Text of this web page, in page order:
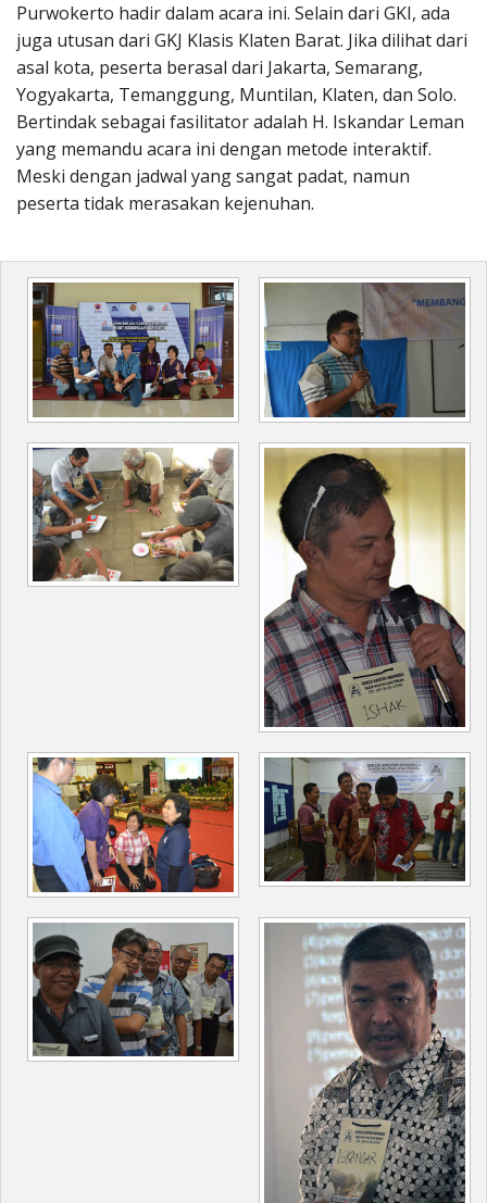
Purwokerto hadir dalam acara ini. Selain dari GKI, ada
juga utusan dari GKJ Klasis Klaten Barat. Jika dilihat dari
asal kota, peserta berasal dari Jakarta, Semarang,
Yogyakarta, Temanggung, Muntilan, Klaten, dan Solo.
Bertindak sebagai fasilitator adalah H. Iskandar Leman
yang memandu acara ini dengan metode interaktif.
Meski dengan jadwal yang sangat padat, namun
peserta tidak merasakan kejenuhan.